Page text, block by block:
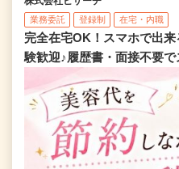
業務委託 登録制 在宅・内職
完全在宅OK！スマホで出
験歓迎♪履歴書・面接不要